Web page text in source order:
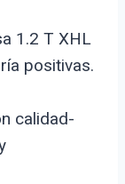
1.2 T XHL
positivas.
calidad-